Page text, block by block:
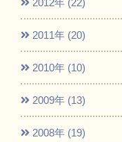
2011年 (20)
2010年 (10)
2009年 (13)
2008年 (19)